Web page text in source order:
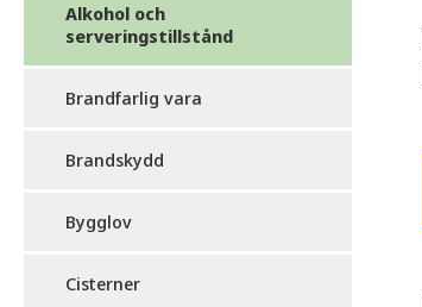
Alkohol och
serveringstillstånd
Brandfarlig vara
Brandskydd
Bygglov
Cisterner